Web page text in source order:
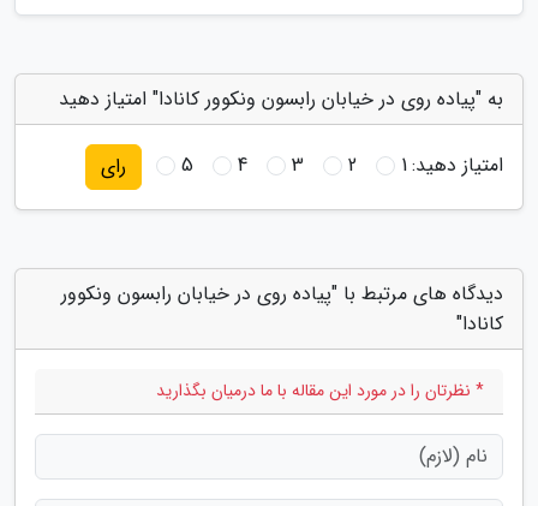
به "پیاده روی در خیابان رابسون ونکوور کانادا" امتیاز دهید
امتیاز دهید:1
2
3
4
5 رای
دیدگاه های مرتبط با "پیاده روی در خیابان رابسون ونکوور
کانادا"
* نظرتان را در مورد این مقاله با ما درمیان بگذارید